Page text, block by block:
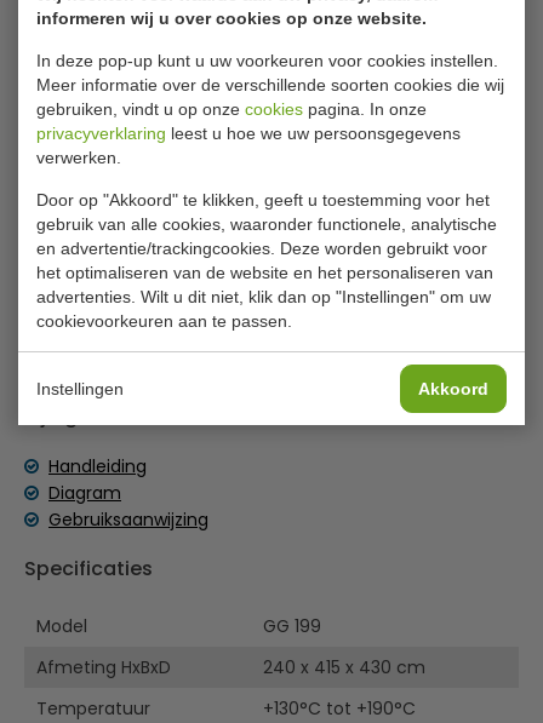
informeren wij u over cookies op onze website.
In deze pop-up kunt u uw voorkeuren voor cookies instellen.
Meer informatie over de verschillende soorten cookies die wij
gebruiken, vindt u op onze cookies pagina. In onze
privacyverklaring leest u hoe we uw persoonsgegevens
verwerken.
Door op "Akkoord" te klikken, geeft u toestemming voor het
gebruik van alle cookies, waaronder functionele, analytische
en advertentie/trackingcookies. Deze worden gebruikt voor
het optimaliseren van de website en het personaliseren van
advertenties. Wilt u dit niet, klik dan op "Instellingen" om uw
cookievoorkeuren aan te passen.
Instellingen Akkoord
Caterlite dubbele friteuse voor licht
gebruik 2x 3,5 liter
Deze 2x 3,5 liter friteuse van Caterlite is een dubbele
en overhittingsbeveiliging. Hierdoor is hij veilig en geschikt
voor het frituren van vele soorten producten. Dit model
heeft 2 bakken, wat handig is wanneer u 2 verschillende
producten tegelijk wilt frituren. Dankzij de RVS constructie
en uitneembare binnenbak is hij eenvoudig te reinigen.
Ideaal voor licht professioneel gebruik of thuisgebruik.
Uitneembare binnenbak
Instelbare thermostaat
Compleet met deksel en manden
2000W output per friteuse
Lees meer
Handleiding
Diagram
Gebruiksaanwijzing
Specificaties
Model
GG 199
Afmeting HxBxD
240 x 415 x 430 cm
Temperatuur
+130°C tot +190°C